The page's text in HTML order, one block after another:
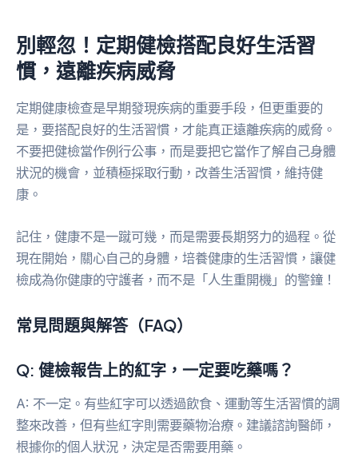
別輕忽！定期健檢搭配良好生活習
慣，遠離疾病威脅
定期健康檢查是早期發現疾病的重要手段，但更重要的
是，要搭配良好的生活習慣，才能真正遠離疾病的威脅。
不要把健檢當作例行公事，而是要把它當作了解自己身體
狀況的機會，並積極採取行動，改善生活習慣，維持健
康。
記住，健康不是一蹴可幾，而是需要長期努力的過程。從
現在開始，關心自己的身體，培養健康的生活習慣，讓健
檢成為你健康的守護者，而不是「人生重開機」的警鐘！
常見問題與解答（FAQ）
Q: 健檢報告上的紅字，一定要吃藥嗎？
A: 不一定。有些紅字可以透過飲食、運動等生活習慣的調
整來改善，但有些紅字則需要藥物治療。建議諮詢醫師，
根據你的個人狀況，決定是否需要用藥。